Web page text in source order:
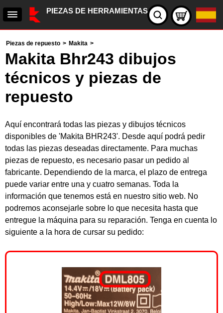
PIEZAS DE HERRAMIENTAS
Piezas de repuesto > Makita >
Makita Bhr243 dibujos
técnicos y piezas de
repuesto
Aquí encontrará todas las piezas y dibujos técnicos
disponibles de 'Makita BHR243'. Desde aquí podrá pedir
todas las piezas deseadas directamente. Para muchas
piezas de repuesto, es necesario pasar un pedido al
fabricante. Dependiendo de la marca, el plazo de entrega
puede variar entre una y cuatro semanas. Toda la
información que tenemos está en nuestro sitio web. No
podremos aconsejarle sobre lo que necesita hasta que
entregue la máquina para su reparación. Tenga en cuenta lo
siguiente a la hora de cursar su pedido: